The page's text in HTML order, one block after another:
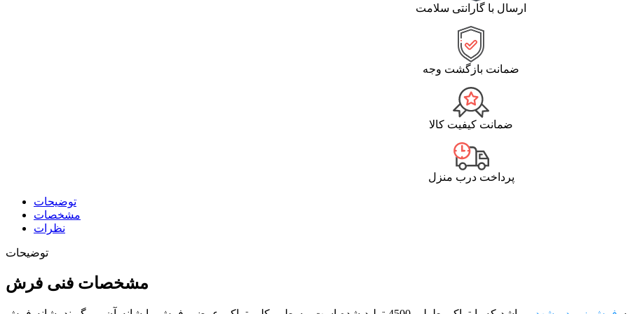
ارسال با گارانتی سلامت
ضمانت بازگشت وجه
ضمانت کیفیت کالا
پرداخت درب منزل
توضیحات
مشخصات
نظرات
توضیحات
مشخصات فنی فرش